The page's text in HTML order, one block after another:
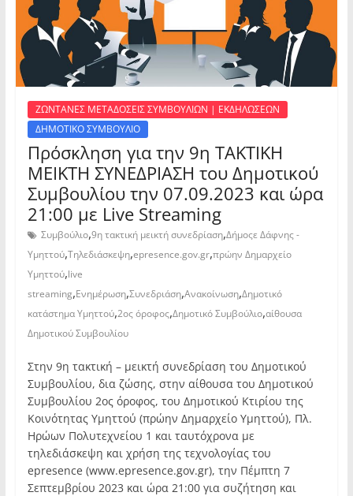
ΖΩΝΤΑΝΕΣ ΜΕΤΑΔΟΣΕΙΣ ΣΥΜΒΟΥΛΙΩΝ | ΕΚΔΗΛΩΣΕΩΝ
ΔΗΜΟΤΙΚΟ ΣΥΜΒΟΥΛΙΟ
Πρόσκληση για την 9η ΤΑΚΤΙΚΗ
ΜΕΙΚΤΗ ΣΥΝΕΔΡΙΑΣΗ του Δημοτικού
Συμβουλίου την 07.09.2023 και ώρα
21:00 με Live Streaming
Συμβούλιο,9η τακτική μεικτή συνεδρίαση,Δήμοςε Δάφνης -
Υμηττού,Τηλεδιάσκεψη,epresence.gov.gr,πρώην Δημαρχείο
Υμηττού,live
streaming,Ενημέρωση,Συνεδριάση,Ανακοίνωση,Δημοτικό
κατάστημα Υμηττού,2ος όροφος,Δημοτικό Συμβούλιο,αίθουσα
Δημοτικού Συμβουλίου
Στην 9η τακτική – μεικτή συνεδρίαση του Δημοτικού
Συμβουλίου, δια ζώσης, στην αίθουσα του Δημοτικού
Συμβουλίου 2ος όροφος, του Δημοτικού Κτιρίου της
Κοινότητας Υμηττού (πρώην Δημαρχείο Υμηττού), Πλ.
Ηρώων Πολυτεχνείου 1 και ταυτόχρονα με
τηλεδιάσκεψη και χρήση της τεχνολογίας του
epresence (www.epresence.gov.gr), την Πέμπτη 7
Σεπτεμβρίου 2023 και ώρα 21:00 για συζήτηση και